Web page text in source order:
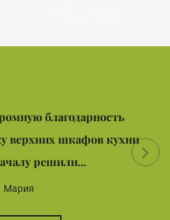
благодарность
верхних шкафов кухни
решили...
Мария